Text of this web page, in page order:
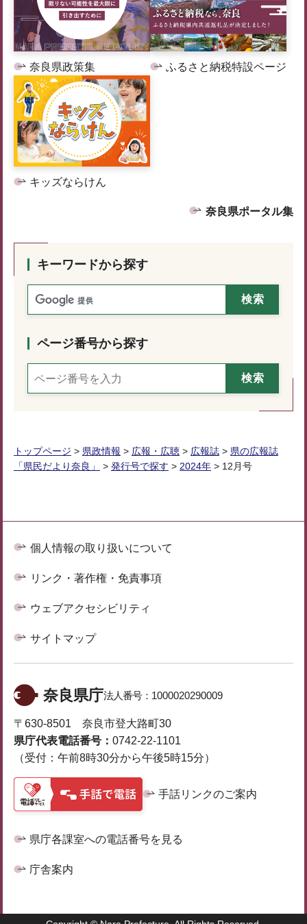
奈良県政策集 ふるさと納税特設ページ
キッズならけん
奈良県ポータル集
キーワードから探す
ページ番号から探す
トップページ > 県政情報 > 広報・広聴 > 広報誌 > 県の広報誌
「県民だより奈良」
> 発行号で探す > 2024年 > 12月号
個人情報の取り扱いについて
リンク・著作権・免責事項
ウェブアクセシビリティ
サイトマップ
奈良県庁法人番号： 1000020290009
〒630-8501 奈良市登大路町30
県庁代表電話番号： 0742-22-1101
（受付：午前8時30分から午後5時15分）
手話リンクのご案内
県庁各課室への電話番号を見る
庁舎案内